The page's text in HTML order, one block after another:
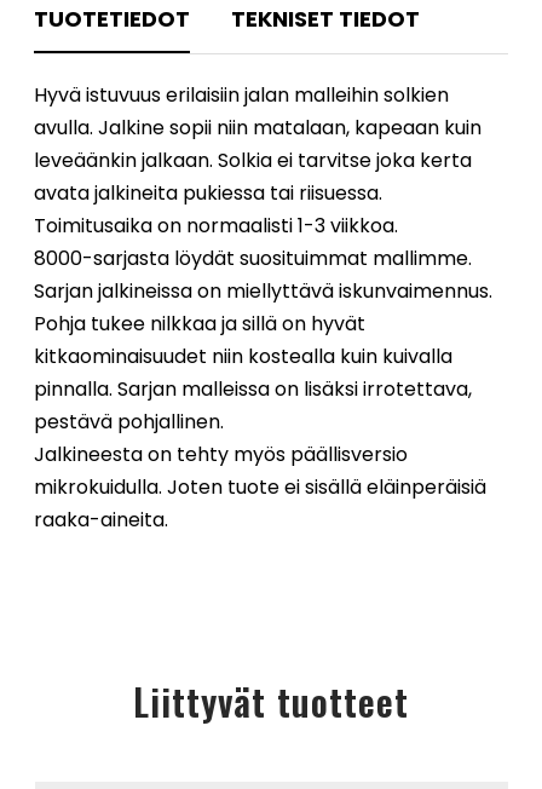
TUOTETIEDOT TEKNISET TIEDOT
Hyvä istuvuus erilaisiin jalan malleihin solkien
avulla. Jalkine sopii niin matalaan, kapeaan kuin
leveäänkin jalkaan. Solkia ei tarvitse joka kerta
avata jalkineita pukiessa tai riisuessa.
Toimitusaika on normaalisti 1-3 viikkoa.
8000-sarjasta löydät suosituimmat mallimme.
Sarjan jalkineissa on miellyttävä iskunvaimennus.
Pohja tukee nilkkaa ja sillä on hyvät
kitkaominaisuudet niin kostealla kuin kuivalla
pinnalla. Sarjan malleissa on lisäksi irrotettava,
pestävä pohjallinen.
Jalkineesta on tehty myös päällisversio
mikrokuidulla. Joten tuote ei sisällä eläinperäisiä
raaka-aineita.
Liittyvät tuotteet